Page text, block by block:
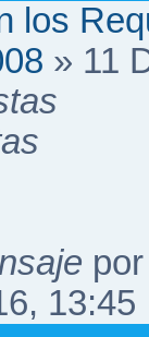
los
» 11
13:45